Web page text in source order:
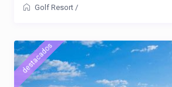
Golf Resort /
destacados